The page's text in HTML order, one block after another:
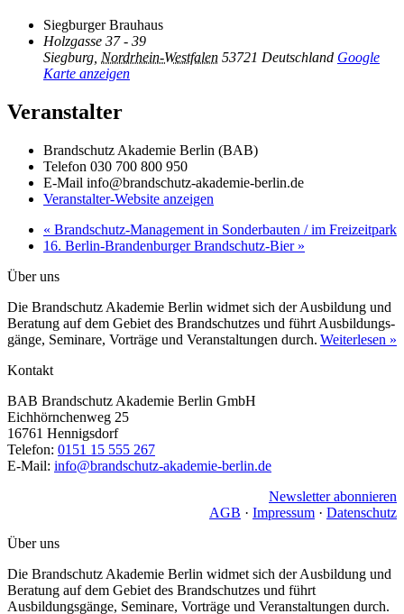
Siegburger Brauhaus
Holzgasse 37 - 39
Siegburg Nordrhein-Westfalen 53721 Deutschland Google
Karte anzeigen
Veranstalter
Brandschutz Akademie Berlin (BAB)
Telefon 030 700 800 950
E-Mail info@brandschutz-akademie-berlin.de
Veranstalter-Website anzeigen
« Brandschutz-Management in Sonderbauten / im Freizeitpark
16. Berlin-Brandenburger Brandschutz-Bier »
Über uns
Die Brandschutz Akademie Berlin widmet sich der Ausbildung und
Beratung auf dem Gebiet des Brandschutzes und führt Ausbildungs­
gänge, Seminare, Vorträge und Veranstaltungen durch. Weiterlesen »
Kontakt
BAB Brandschutz Akademie Berlin GmbH
Eichhörnchenweg 25
16761 Hennigsdorf
Telefon: 0151 15 555 267
E-Mail: info@brandschutz-akademie-berlin.de
Newsletter abonnieren
AGB · Impressum · Datenschutz
Über uns
Die Brandschutz Akademie Berlin widmet sich der Ausbildung und
Beratung auf dem Gebiet des Brandschutzes und führt
Ausbildungsgänge, Seminare, Vorträge und Veranstaltungen durch.